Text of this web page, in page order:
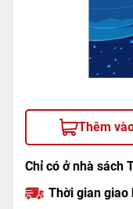
Thêm
Chỉ có ở nhà sách
Thời gian giao